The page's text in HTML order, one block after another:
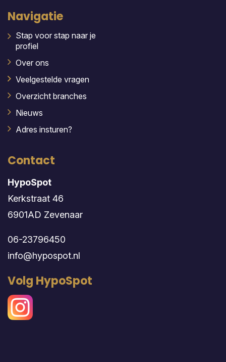
Navigatie
Stap voor stap naar je
profiel
Over ons
Veelgestelde vragen
Overzicht branches
Nieuws
Adres insturen?
Contact
HypoSpot
Kerkstraat 46
6901AD Zevenaar
06-23796450
info@hypospot.nl
Volg HypoSpot